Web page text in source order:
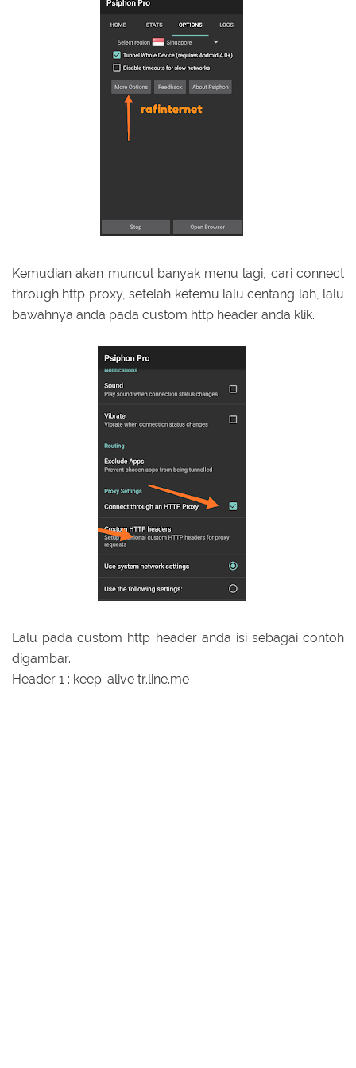
Kemudian akan muncul banyak menu lagi, cari connect
through http proxy, setelah ketemu lalu centang lah, lalu
bawahnya anda pada custom http header anda klik.
Lalu pada custom http header anda isi sebagai contoh
digambar.
Header 1 : keep-alive tr.line.me